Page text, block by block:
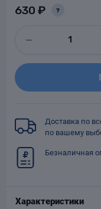
630 ₽ ?
Доставка по
по вашему
Безналичная
Характеристики
стальные